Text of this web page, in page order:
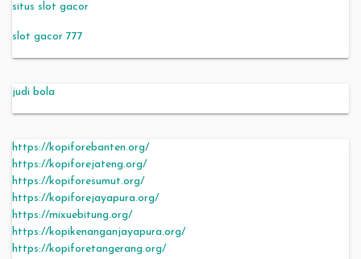
situs slot gacor
slot gacor 777
judi bola
https://kopiforebanten.org/
https://kopiforejateng.org/
https://kopiforesumut.org/
https://kopiforejayapura.org/
https://mixuebitung.org/
https://kopikenanganjayapura.org/
https://kopiforetangerang.org/